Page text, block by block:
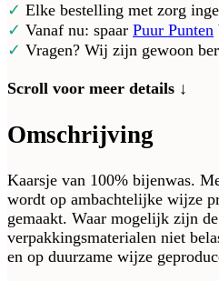
✓ Elke bestelling met zorg
✓ Vanaf nu: spaar Puur Punten
✓ Vragen? Wij zijn gewoon
Scroll voor meer details ↓
Omschrijving
Kaarsje van 100% bijenwas.
wordt op ambachtelijke wijze
gemaakt. Waar mogelijk zijn
verpakkingsmaterialen niet
en op duurzame wijze